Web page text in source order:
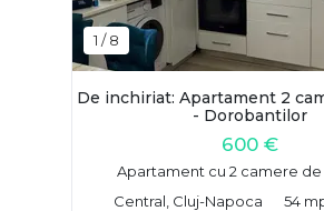
1 /8
De inchiriat: Apartament 2
- Dorobantilor
600 €
Apartament cu 2 camere de
Central, Cluj-Napoca
54